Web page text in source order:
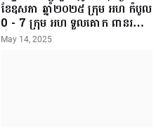
ខែឧសភា ឆ្នាំ២០២៥ ក្រុម អហ កំបូល
0 - 7 ក្រុម អហ ទួលគោក ពានរង្វាន់
កីឡាបាល់ទាត់កងរាជអាវុធហត្ថ
May 14, 2025